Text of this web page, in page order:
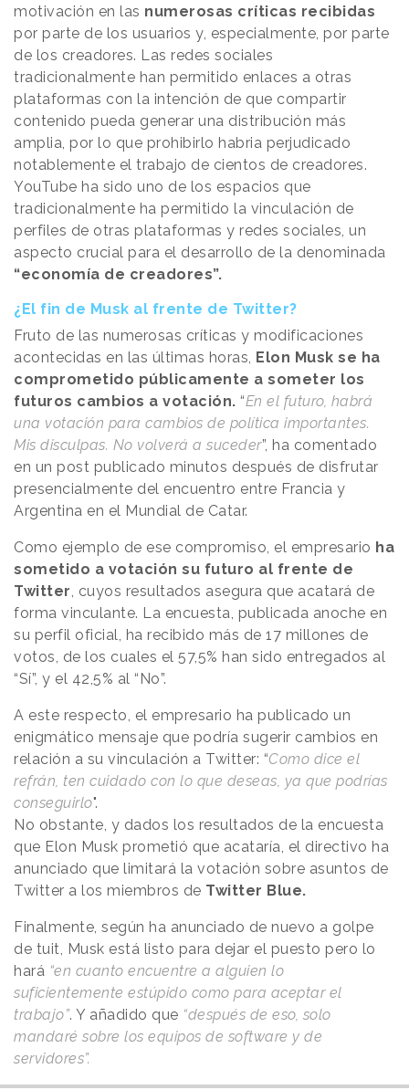
motivación en las numerosas críticas recibidas
por parte de los usuarios y, especialmente, por parte
de los creadores. Las redes sociales
tradicionalmente han permitido enlaces a otras
plataformas con la intención de que compartir
contenido pueda generar una distribución más
amplia, por lo que prohibirlo habria perjudicado
notablemente el trabajo de cientos de creadores.
YouTube ha sido uno de los espacios que
tradicionalmente ha permitido la vinculación de
perfiles de otras plataformas y redes sociales, un
aspecto crucial para el desarrollo de la denominada
“economía de creadores”.
¿El fin de Musk al frente de Twitter?
Fruto de las numerosas críticas y modificaciones
acontecidas en las últimas horas, Elon Musk se ha
comprometido públicamente a someter los
futuros cambios a votación. “En el futuro, habrá
una votación para cambios de política importantes.
Mis disculpas. No volverá a suceder”, ha comentado
en un post publicado minutos después de disfrutar
presencialmente del encuentro entre Francia y
Argentina en el Mundial de Catar.
Como ejemplo de ese compromiso, el empresario ha
sometido a votación su futuro al frente de
Twitter, cuyos resultados asegura que acatará de
forma vinculante. La encuesta, publicada anoche en
su perfil oficial, ha recibido más de 17 millones de
votos, de los cuales el 57,5% han sido entregados al
“Sí”, y el 42,5% al “No”.
A este respecto, el empresario ha publicado un
enigmático mensaje que podría sugerir cambios en
relación a su vinculación a Twitter: “Como dice el
refrán, ten cuidado con lo que deseas, ya que podrías
conseguirlo".
No obstante, y dados los resultados de la encuesta
que Elon Musk prometió que acataría, el directivo ha
anunciado que limitará la votación sobre asuntos de
Twitter a los miembros de Twitter Blue.
Finalmente, según ha anunciado de nuevo a golpe
de tuit, Musk está listo para dejar el puesto pero lo
hará “en cuanto encuentre a alguien lo
suficientemente estúpido como para aceptar el
trabajo”. Y añadido que “después de eso, solo
mandaré sobre los equipos de software y de
servidores”.